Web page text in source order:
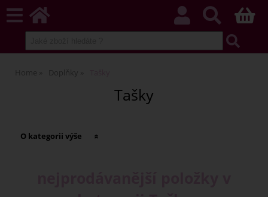
Home Doplňky
Tašky
O kategorii výše